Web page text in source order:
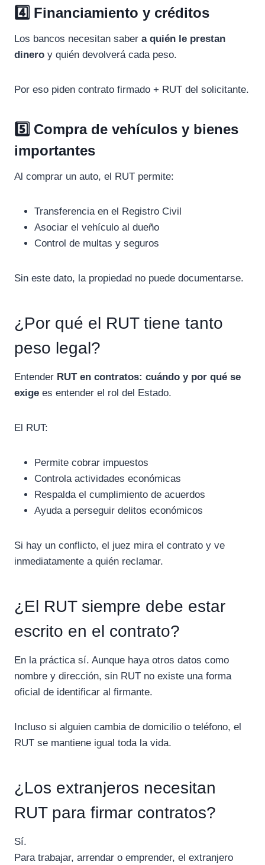
4️⃣ Financiamiento y créditos
Los bancos necesitan saber a quién le prestan
dinero y quién devolverá cada peso.
Por eso piden contrato firmado + RUT del solicitante.
5️⃣ Compra de vehículos y bienes
importantes
Al comprar un auto, el RUT permite:
Transferencia en el Registro Civil
Asociar el vehículo al dueño
Control de multas y seguros
Sin este dato, la propiedad no puede documentarse.
¿Por qué el RUT tiene tanto
peso legal?
Entender RUT en contratos: cuándo y por qué se
exige es entender el rol del Estado.
El RUT:
Permite cobrar impuestos
Controla actividades económicas
Respalda el cumplimiento de acuerdos
Ayuda a perseguir delitos económicos
Si hay un conflicto, el juez mira el contrato y ve
inmediatamente a quién reclamar.
¿El RUT siempre debe estar
escrito en el contrato?
En la práctica sí. Aunque haya otros datos como
nombre y dirección, sin RUT no existe una forma
oficial de identificar al firmante.
Incluso si alguien cambia de domicilio o teléfono, el
RUT se mantiene igual toda la vida.
¿Los extranjeros necesitan
RUT para firmar contratos?
Sí.
Para trabajar, arrendar o emprender, el extranjero